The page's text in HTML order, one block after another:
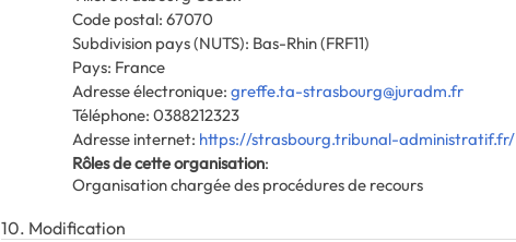
Code postal: 67070
Subdivision pays (NUTS): Bas-Rhin(FRF11)
Pays: France
Adresse électronique: greffe.ta-strasbourg@juradm.fr
Téléphone: 0388212323
Adresse internet: https://strasbourg.tribunal-administratif.fr/
Rôles de cette organisation:
Organisation chargée des procédures de recours
10. Modification